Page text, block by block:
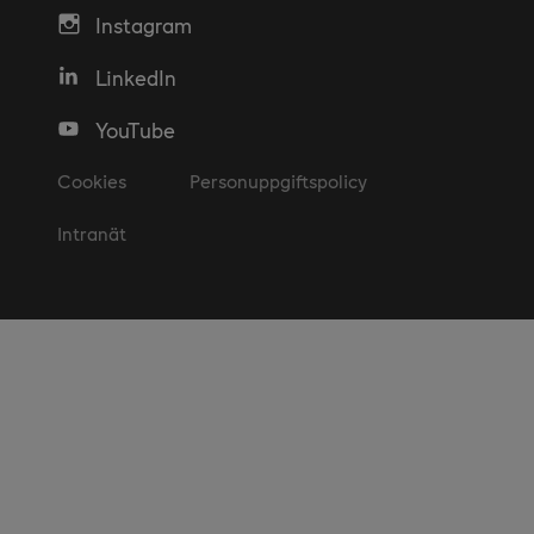
Instagram
LinkedIn
YouTube
Cookies Personuppgiftspolicy
Intranät